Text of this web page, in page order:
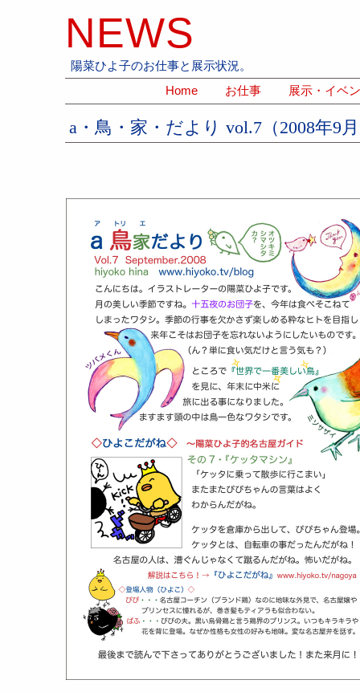
NEWS
陽菜ひよ子のお仕事と展示状況。
Home
お仕事 展示・イベ
a・鳥・家・だより vol.7（2008年9